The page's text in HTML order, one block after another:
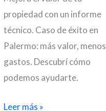
propiedad con un informe
técnico. Caso de éxito en
Palermo: más valor, menos
gastos. Descubrí cómo
podemos ayudarte.
Cómo
Leer más »